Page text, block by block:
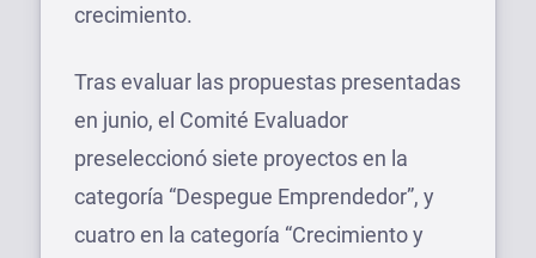
crecimiento.
Tras evaluar las propuestas presentadas
en junio, el Comité Evaluador
preseleccionó siete proyectos en la
categoría “Despegue Emprendedor”, y
cuatro en la categoría “Crecimiento y